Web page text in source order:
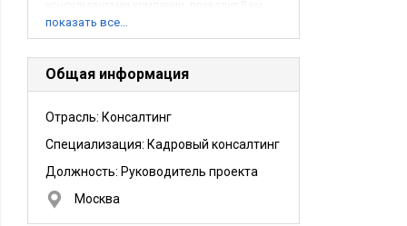
добиться успеха с помощью правильно
фундамент успешного бизнеса.
показать все…
Общая информация
Отрасль: Консалтинг
Специализация: Кадровый консалтинг
Должность: Руководитель проекта
Москва